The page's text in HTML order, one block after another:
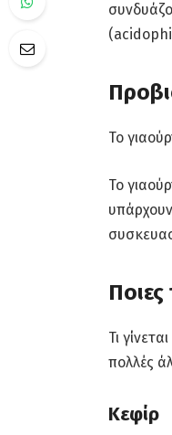
Το
Το
Τι
πολλές
Κεφίρ